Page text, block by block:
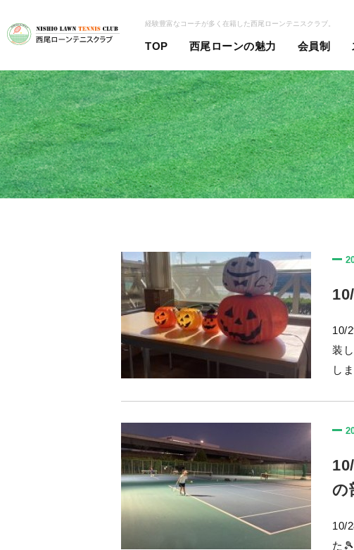
経験豊富なコーチが多く在籍した西尾ローンテニスクラブ。
TOP 西尾ローンの魅力 会員制
10/
装して
しました(
の
10/
た🎾 試合方法は総当たり戦1セットマッチのタイムマッチ30分